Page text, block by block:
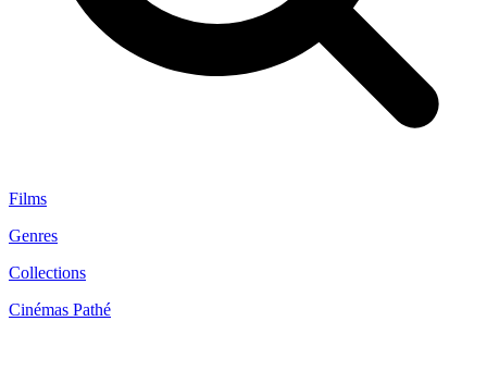
Films
Genres
Collections
Cinémas Pathé